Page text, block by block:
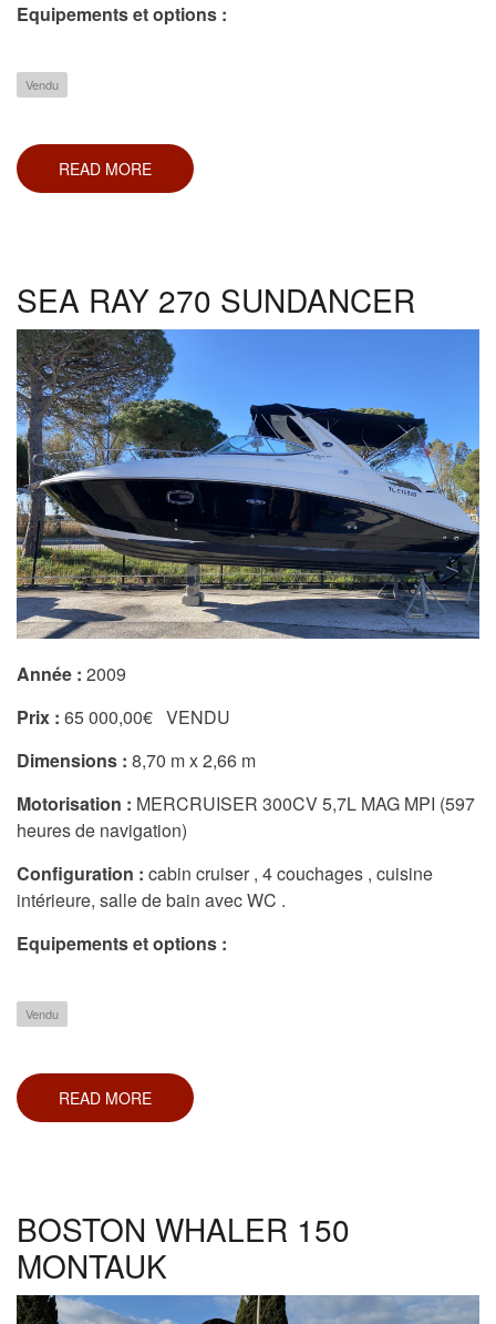
Equipements et options :
Vendu
READ MORE ABOUT
BREVA
800
SEA RAY 270 SUNDANCER
Année : 2009
Prix : 65 000,00€ VENDU
Dimensions : 8,70 m x 2,66 m
Motorisation : MERCRUISER 300CV 5,7L MAG MPI (597
heures de navigation)
Configuration : cabin cruiser , 4 couchages , cuisine
intérieure, salle de bain avec WC .
Equipements et options :
Vendu
READ MORE ABOUT
RAY
BOSTON WHALER 150
MONTAUK